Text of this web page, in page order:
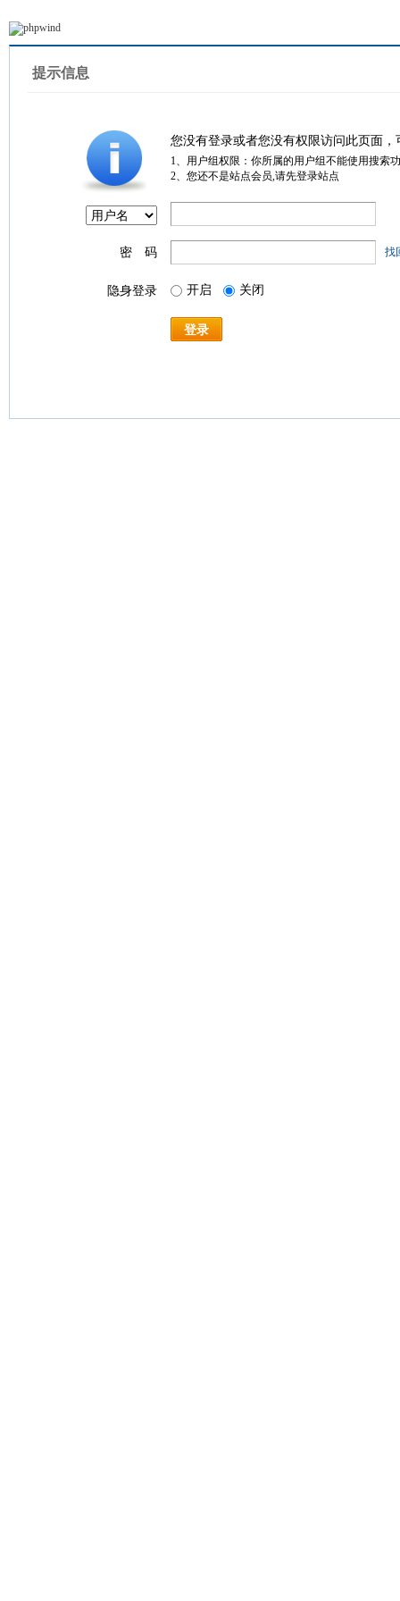
提示信息
您没有登录或者您没有权限访问此页面
1、用户组权限：你所属的用户组不能使用搜索
2、您还不是站点会员,请先登录站点
密 码 找
隐身登录 开启 关闭
登录